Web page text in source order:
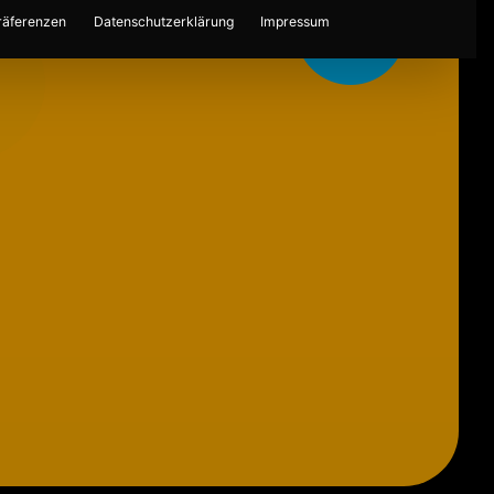
Datenschutzerklärung Impressum